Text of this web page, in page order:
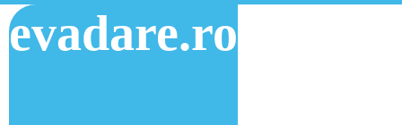
evadare.ro